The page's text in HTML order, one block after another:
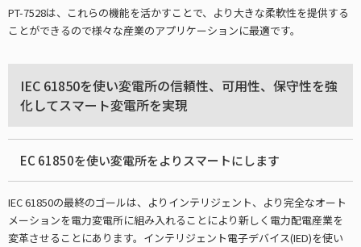
PT-7528は、これらの機能を活かすことで、より大きな柔軟性を提供する
ことができるので様々な産業のアプリケーションに最適です。
IEC 61850を使い変電所の信頼性、可用性、保守性を強
化してスマート変電所を実現
EC 61850を使い変電所をよりスマートにします
IEC 61850の最終のゴールは、よりインテリジェント、より完全なオート
メーションを電力変電所に組み入れることにより新しく電力配電産業を
変革させることにあります。インテリジェント電子デバイス(IED)を使い